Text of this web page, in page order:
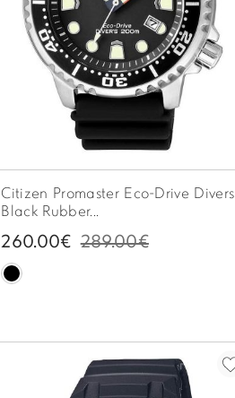
Citizen Promaster Eco-Drive Divers
Black Rubber...
260.00€ 289.00€